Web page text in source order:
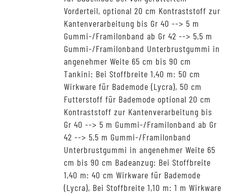
Vorderteil, optional 20 cm Kontraststoff zur
Kantenverarbeitung bis Gr 40 --> 5 m
Gummi-/Framilonband ab Gr 42 --> 5,5 m
Gummi-/Framilonband Unterbrustgummi in
angenehmer Weite 65 cm bis 90 cm
Tankini: Bei Stoffbreite 1,40 m: 50 cm
Wirkware für Bademode (Lycra), 50 cm
Futterstoff für Bademode optional 20 cm
Kontraststoff zur Kantenverarbeitung bis
Gr 40 --> 5 m Gummi-/Framilonband ab Gr
42 --> 5,5 m Gummi-/Framilonband
Unterbrustgummi in angenehmer Weite 65
cm bis 90 cm Badeanzug: Bei Stoffbreite
1,40 m: 40 cm Wirkware für Bademode
(Lycra), Bei Stoffbreite 1,10 m: 1 m Wirkware